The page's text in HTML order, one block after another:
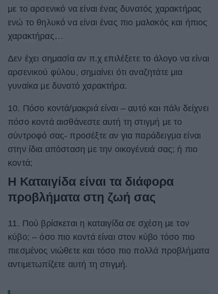
με το αρσενικό να είναι ένας δυνατός χαρακτήρας
ενώ το θηλυκό να είναι ένας πιο μαλακός και ήπιος
χαρακτήρας…
Δεν έχει σημασία αν π.χ επιλέξετε το άλογο να είναι
αρσενικού φύλου, σημαίνει ότι αναζητάτε μια
γυναίκα με δυνατό χαρακτήρα.
10. Πόσο κοντά/μακριά είναι – αυτό και πάλι δείχνει
πόσο κοντά αισθάνεστε αυτή τη στιγμή με το
σύντροφό σας- προσέξτε αν για παράδειγμα είναι
στην ίδια απόσταση με την οικογένειά σας; ή πιο
κοντά;
Η Καταιγίδα είναι τα διάφορα
προβλήματα στη ζωή σας
11. Πού βρίσκεται η καταιγίδα σε σχέση με τον
κύβο; – όσο πιο κοντά είναι στον κύβο τόσο πιο
πιεσμένος νιώθετε και τόσο πιο πολλά προβλήματα
αντιμετωπίζετε αυτή τη στιγμή.